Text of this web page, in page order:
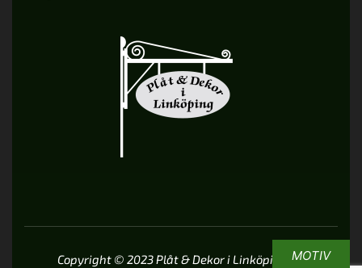
MOTIV
Copyright © 2023 Plåt & Dekor i Linköping AB